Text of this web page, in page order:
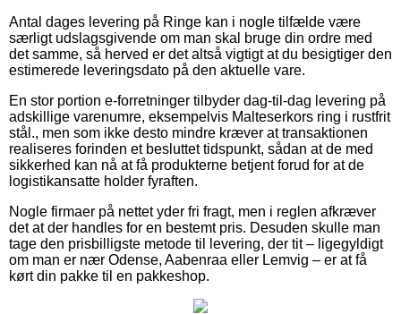
Antal dages levering på Ringe kan i nogle tilfælde være
særligt udslagsgivende om man skal bruge din ordre med
det samme, så herved er det altså vigtigt at du besigtiger den
estimerede leveringsdato på den aktuelle vare.
En stor portion e-forretninger tilbyder dag-til-dag levering på
adskillige varenumre, eksempelvis Malteserkors ring i rustfrit
stål., men som ikke desto mindre kræver at transaktionen
realiseres forinden et besluttet tidspunkt, sådan at de med
sikkerhed kan nå at få produkterne betjent forud for at de
logistikansatte holder fyraften.
Nogle firmaer på nettet yder fri fragt, men i reglen afkræver
det at der handles for en bestemt pris. Desuden skulle man
tage den prisbilligste metode til levering, der tit – ligegyldigt
om man er nær Odense, Aabenraa eller Lemvig – er at få
kørt din pakke til en pakkeshop.